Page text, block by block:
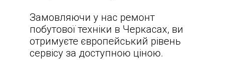
Замовляючи у нас ремонт
побутової техніки в Черкасах, ви
отримуєте європейський рівень
сервісу за доступною ціною.